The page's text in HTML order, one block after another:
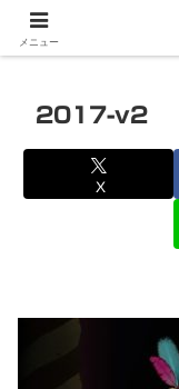
2017-v2
X
メニュー